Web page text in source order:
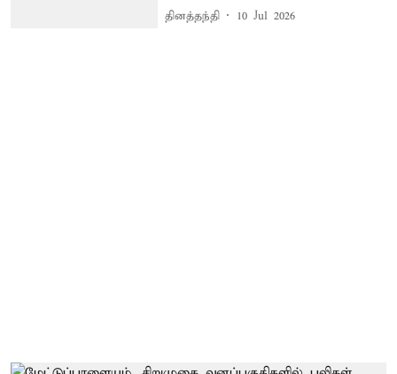
தினத்தந்தி 10 Jul 2026